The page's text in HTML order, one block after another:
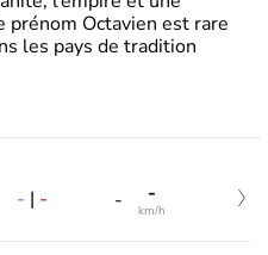
prénom Octavien est rare
les pays de tradition
- | - - -
km/h